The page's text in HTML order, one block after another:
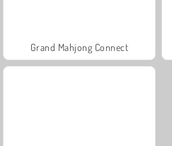
Grand Mahjong Connect